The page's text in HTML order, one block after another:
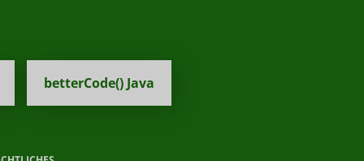
betterCode() Java